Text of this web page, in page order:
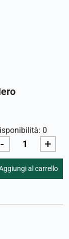
0
- +
al carrello